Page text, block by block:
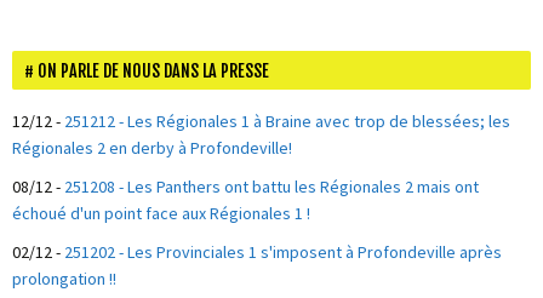
ON PARLE DE NOUS DANS LA PRESSE
12/12- 251212 - Les Régionales 1 à Braine avec trop de blessées; les
Régionales 2 en derby à Profondeville!
08/12- 251208 - Les Panthers ont battu les Régionales 2 mais ont
échoué d'un point face aux Régionales 1 !
02/12- 251202 - Les Provinciales 1 s'imposent à Profondeville après
prolongation !!